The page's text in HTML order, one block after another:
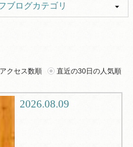
ブログカテゴリ
グルメ
アクセス数順 直近の30日の人気順
2026.08.09